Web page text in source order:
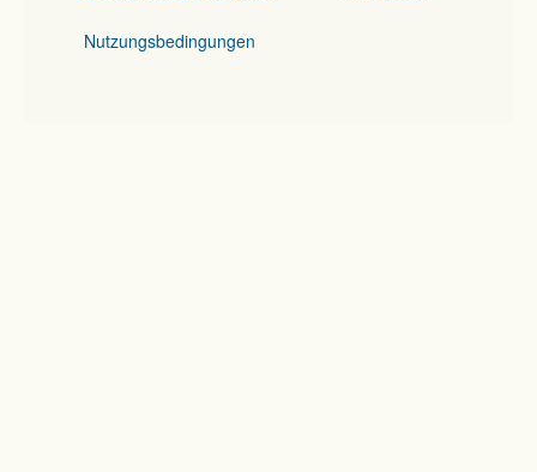
Nutzungsbedingungen